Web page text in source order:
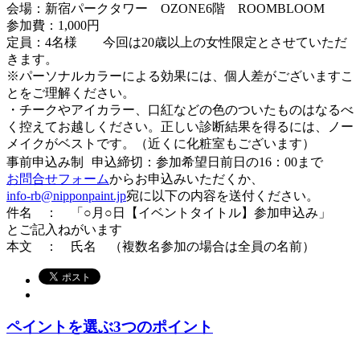
会場：新宿パークタワー OZONE6階 ROOMBLOOM
参加費：1,000円
定員：4名様 今回は20歳以上の女性限定とさせていただ
きます。
※パーソナルカラーによる効果には、個人差がございますこ
とをご理解ください。
・チークやアイカラー、口紅などの色のついたものはなるべ
く控えてお越しください。正しい診断結果を得るには、ノー
メイクがベストです。（近くに化粧室もございます）
事前申込み制 申込締切：参加希望日前日の16：00まで
お問合せフォームからお申込みいただくか、
info-rb@nipponpaint.jp宛に以下の内容を送付ください。
件名 ： 「○月○日【イベントタイトル】参加申込み」
とご記入ねがいます
本文 ： 氏名 （複数名参加の場合は全員の名前）
ペイントを選ぶ3つのポイント